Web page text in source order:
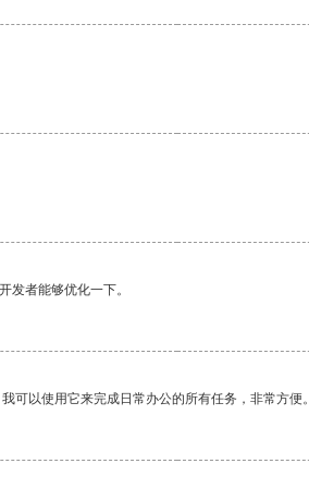
发者能够优化一下。
可以使用它来完成日常办公的所有任务，非常方便。